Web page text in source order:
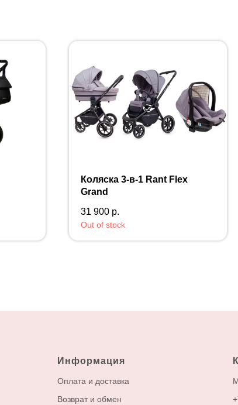
Коляска 3-в-1 Rant Flex
Grand
31 900 р.
Out of stock
Информация
Оплата и доставка
Возврат и обмен